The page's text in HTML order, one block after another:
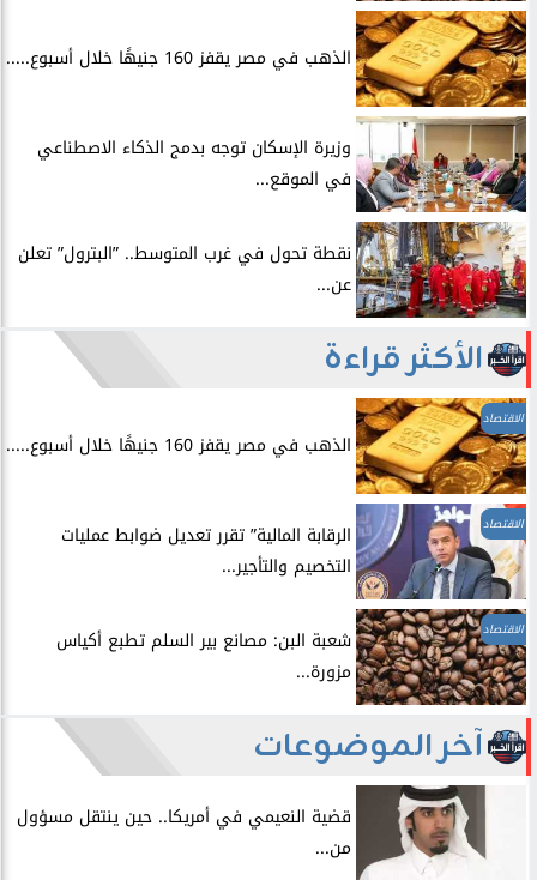
الذهب في مصر يقفز 160 جنيهًا خلال أسبوع.....
​وزيرة الإسكان توجه بدمج الذكاء الاصطناعي
في الموقع...
​نقطة تحول في غرب المتوسط.. ”البترول” تعلن
عن...
الأكثر قراءة
الاقتصاد
الذهب في مصر يقفز 160 جنيهًا خلال أسبوع.....
الاقتصاد
الرقابة المالية” تقرر تعديل ضوابط عمليات
التخصيم والتأجير...
الاقتصاد
شعبة البن: مصانع بير السلم تطبع أكياس
مزورة...
آخر الموضوعات
قضية النعيمي في أمريكا.. حين ينتقل مسؤول
من...